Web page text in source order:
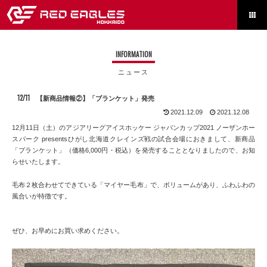

INFORMATION
ニュース
12/11 【新商品情報②】「ブランケット」発売
2021.12.09 2021.12.08
12月11日（土）のアジアリーグアイスホッケー ジャパンカップ2021 ノーザンホー
スパーク presentsひがし北海道クレインズ戦の試合会場におきまして、新商品
「ブランケット」（価格6,000円・税込）を発売することとなりましたので、お知
らせいたします。
毛布２枚合わせてできている「マイヤー毛布」で、ボリュームがあり、ふわふわの
風合いが特徴です。
ぜひ、お早めにお買い求めください。